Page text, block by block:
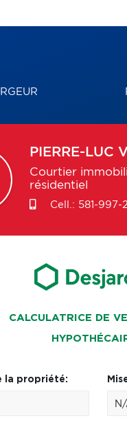
PIERRE-LUC
Courtier
résidentiel
Cell.: 581-997-
CALCULATRICE DE
la propriété: